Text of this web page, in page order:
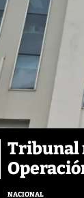
Tribunal
NACIONAL